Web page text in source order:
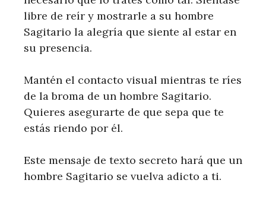
libre de reír y mostrarle a su hombre
Sagitario la alegría que siente al estar en
su presencia.
Mantén el contacto visual mientras te ríes
de la broma de un hombre Sagitario.
Quieres asegurarte de que sepa que te
estás riendo por él.
Este mensaje de texto secreto hará que un
hombre Sagitario se vuelva adicto a ti.